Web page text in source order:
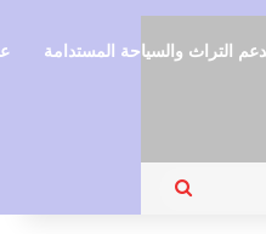
التراث والسياحة المستدامة
بحث